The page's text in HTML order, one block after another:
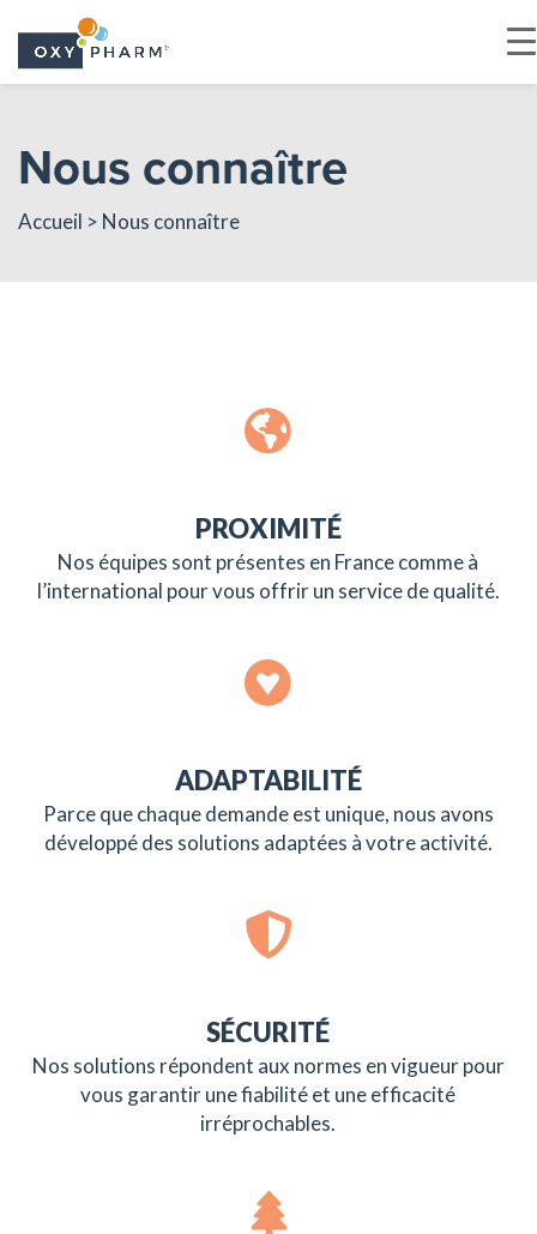
content
Nous connaître
Accueil > Nous connaître
PROXIMITÉ
Nos équipes sont présentes en France comme à
l’international pour vous offrir un service de qualité.
ADAPTABILITÉ
Parce que chaque demande est unique, nous avons
développé des solutions adaptées à votre activité.
SÉCURITÉ
Nos solutions répondent aux normes en vigueur pour
vous garantir une fiabilité et une efficacité
irréprochables.